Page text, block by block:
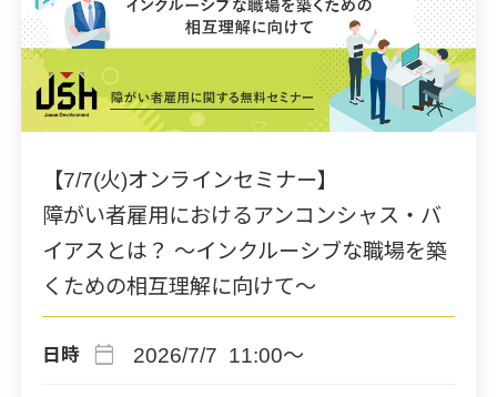
【7/7(火)オンラインセミナー】
障がい者雇用におけるアンコンシャス・バ
イアスとは？ ～インクルーシブな職場を築
くための相互理解に向けて～
日時 calendar_today 2026/7/7 11:00～